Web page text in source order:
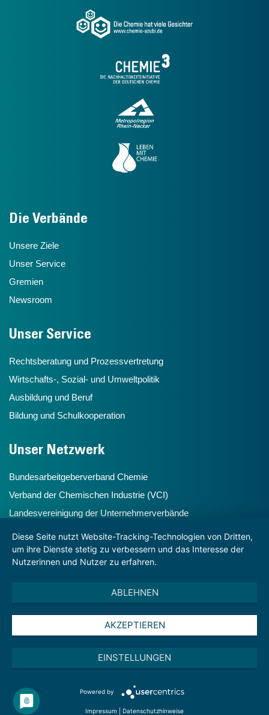
Die Verbände
Unsere Ziele
Unser Service
Gremien
Newsroom
Unser Service
Rechtsberatung und Prozessvertretung
Wirtschafts-, Sozial- und Umweltpolitik
Ausbildung und Beruf
Bildung und Schulkooperation
Unser Netzwerk
Bundesarbeitgeberverband Chemie
Verband der Chemischen Industrie (VCI)
Landesvereinigung der Unternehmerverbände
Chemiehochdrei
Hinweise
Impressum und Disclaimer
Datenschutzhinweise für Veranstaltungen
Diese Seite nutzt Website-Tracking-Technologien von Dritten,
um ihre Dienste stetig zu verbessern und das Interesse der
Nutzerinnen und Nutzer zu erfahren.
ABLEHNEN
AKZEPTIEREN
EINSTELLUNGEN
Powered by
Impressum Datenschutzhinweise